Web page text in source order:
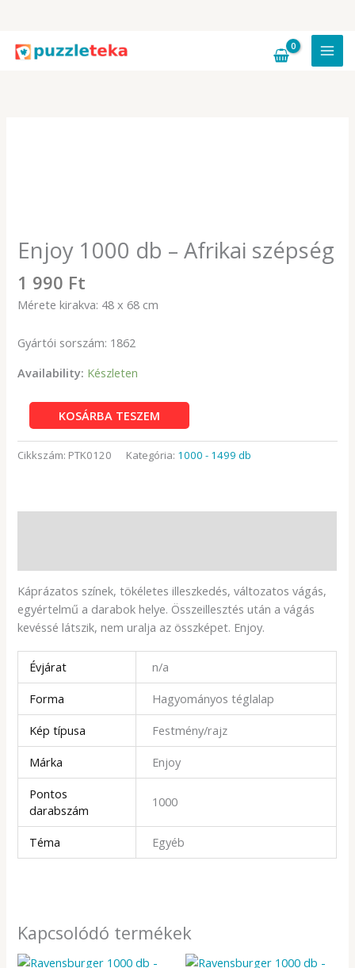
Enjoy 1000 db – Afrikai szépség
1 990 Ft
Mérete kirakva: 48 x 68 cm
Gyártói sorszám: 1862
Availability: Készleten
Enjoy
1000
db
KOSÁRBA TESZEM
Cikkszám: PTK0120 Kategória: 1000 - 1499 db
Káprázatos színek, tökéletes illeszkedés, változatos vágás,
egyértelmű a darabok helye. Összeillesztés után a vágás
kevéssé látszik, nem uralja az összképet. Enjoy.
Évjárat
n/a
Forma
Hagyományos téglalap
Kép típusa
Festmény/rajz
Márka
Enjoy
Pontos
darabszám
1000
Téma Egyéb
Kapcsolódó termékek
Afrikai